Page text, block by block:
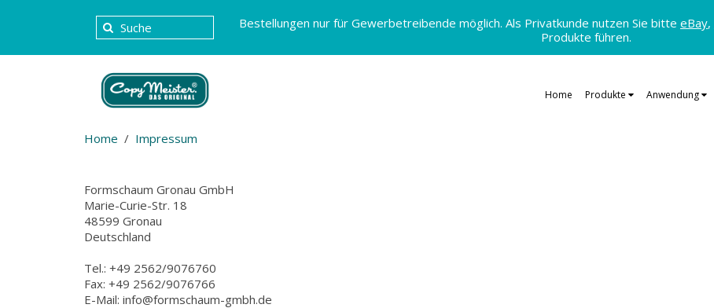
Bestellungen nur für Gewerbetreibende möglich. Als Privatkunde nutzen Sie bitte eBay,
Produkte führen.
Home Produkte Anwendung
Home Impressum
Formschaum Gronau GmbH
Marie-Curie-Str. 18
48599 Gronau
Deutschland
Tel.: +49 2562/9076760
Fax: +49 2562/9076766
E-Mail: info@formschaum-gmbh.de